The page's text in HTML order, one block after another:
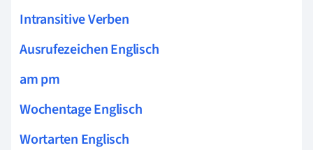
Intransitive Verben
Ausrufezeichen Englisch
am pm
Wochentage Englisch
Wortarten Englisch